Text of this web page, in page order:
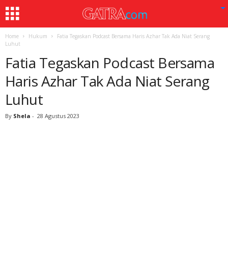
Home Hukum
Fatia Tegaskan Podcast Bersama Haris Azhar Tak Ada Niat Serang
Luhut
Fatia Tegaskan Podcast Bersama
Haris Azhar Tak Ada Niat Serang
Luhut
By Shela - 28 Agustus 2023